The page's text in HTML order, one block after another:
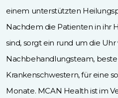
einem unterstützten
Nachdem die Patienten in ihr
sind, sorgt ein rund um die
Nachbehandlungsteam,
Krankenschwestern, für eine
Monate. MCAN Health ist im